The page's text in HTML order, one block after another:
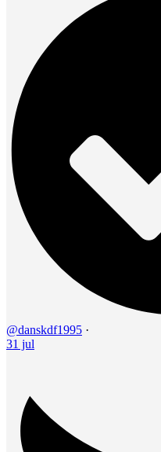
@danskdf1995 ·
31 jul